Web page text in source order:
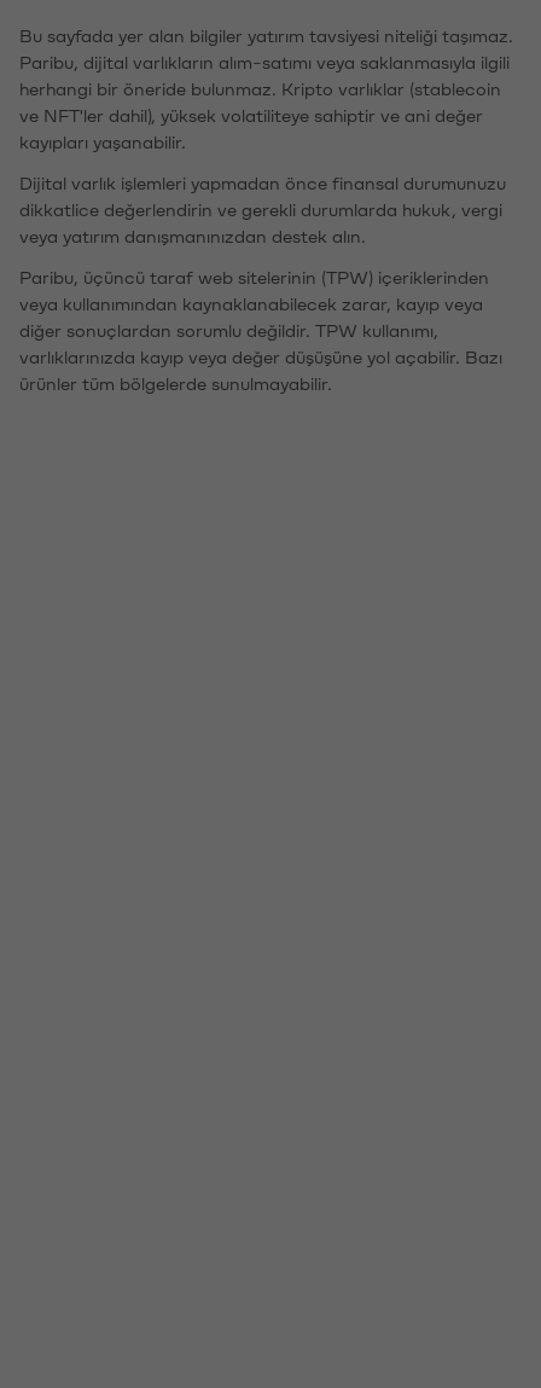
Bu sayfada yer alan bilgiler yatırım tavsiyesi niteliği taşımaz.
Paribu, dijital varlıkların alım-satımı veya saklanmasıyla ilgili
herhangi bir öneride bulunmaz. Kripto varlıklar (stablecoin
ve NFT'ler dahil), yüksek volatiliteye sahiptir ve ani değer
kayıpları yaşanabilir.
Dijital varlık işlemleri yapmadan önce finansal durumunuzu
dikkatlice değerlendirin ve gerekli durumlarda hukuk, vergi
veya yatırım danışmanınızdan destek alın.
Paribu, üçüncü taraf web sitelerinin (TPW) içeriklerinden
veya kullanımından kaynaklanabilecek zarar, kayıp veya
diğer sonuçlardan sorumlu değildir. TPW kullanımı,
varlıklarınızda kayıp veya değer düşüşüne yol açabilir. Bazı
ürünler tüm bölgelerde sunulmayabilir.